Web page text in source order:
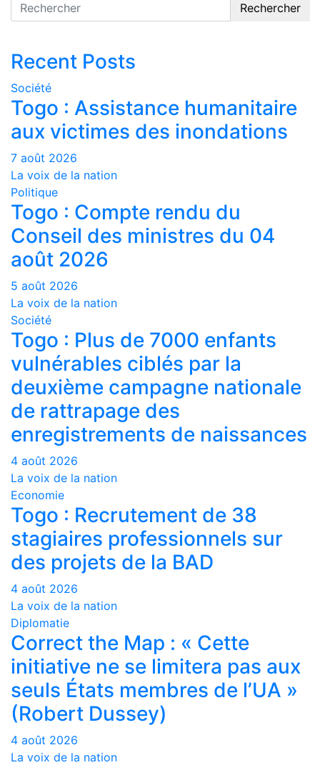
Rechercher
Recent Posts
Société
Togo : Assistance humanitaire
aux victimes des inondations
7 août 2026
La voix de la nation
Politique
Togo : Compte rendu du
Conseil des ministres du 04
août 2026
5 août 2026
La voix de la nation
Société
Togo : Plus de 7000 enfants
vulnérables ciblés par la
deuxième campagne nationale
de rattrapage des
enregistrements de naissances
4 août 2026
La voix de la nation
Economie
Togo : Recrutement de 38
stagiaires professionnels sur
des projets de la BAD
4 août 2026
La voix de la nation
Diplomatie
Correct the Map : « Cette
initiative ne se limitera pas aux
seuls États membres de l’UA »
(Robert Dussey)
4 août 2026
La voix de la nation